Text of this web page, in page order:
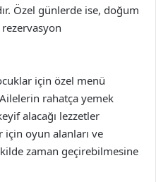
Özel günlerde ise, doğum
için özel menü
rahatça yemek
alacağı lezzetler
için oyun alanları ve
zaman geçirebilmesine